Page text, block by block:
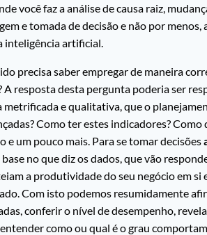
você faz a análise de causa raiz,
e tomada de decisão e não por menos,
inteligência artificial.
precisa saber empregar de maneira
A resposta desta pergunta poderia ser
metrificada e qualitativa, que o
Como ter estes indicadores?
e um pouco mais. Para se tomar decisões
no que diz os dados, que vão
a produtividade do seu negócio em si
Com isto podemos resumidamente
conferir o nível de desempenho,
como ou qual é o grau